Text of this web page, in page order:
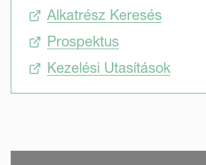
Alkatrész Keresés
Prospektus
Kezelési Utasítások